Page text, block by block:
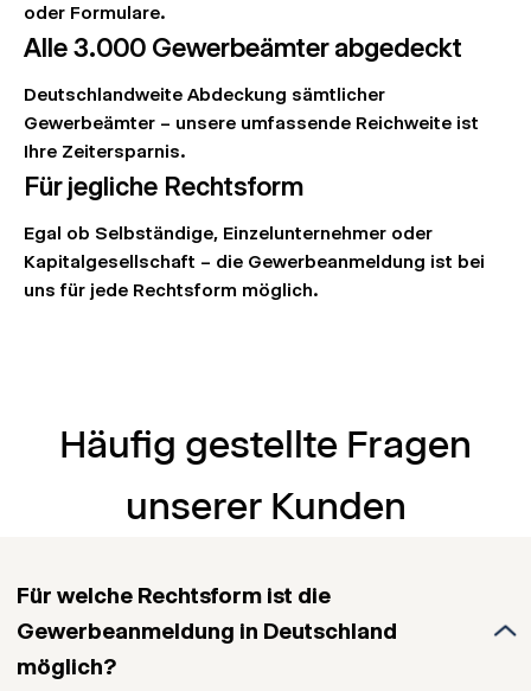
oder Formulare.
Alle 3.000 Gewerbeämter abgedeckt
Deutschlandweite Abdeckung sämtlicher
Gewerbeämter – unsere umfassende Reichweite ist
Ihre Zeitersparnis.
Für jegliche Rechtsform
Egal ob Selbständige, Einzelunternehmer oder
Kapitalgesellschaft – die Gewerbeanmeldung ist bei
uns für jede Rechtsform möglich.
Häufig gestellte Fragen
unserer Kunden
Für welche Rechtsform ist die
Gewerbeanmeldung in Deutschland
möglich?